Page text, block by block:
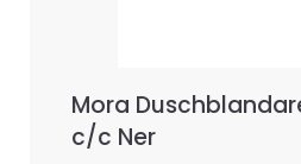
Mora
c/c Ner